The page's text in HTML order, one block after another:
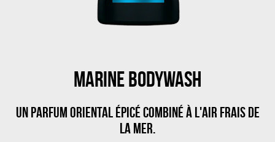
MARINE BODYWASH
Un parfum oriental épicé combiné à l'air frais de
la mer.